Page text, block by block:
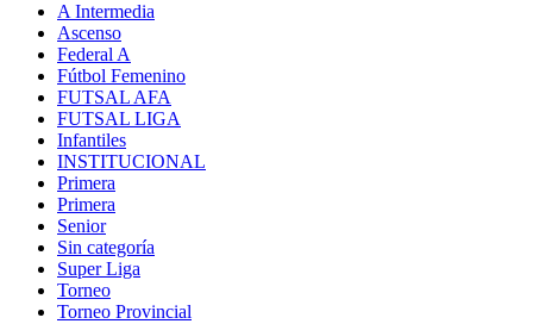
A Intermedia
Ascenso
Federal A
Fútbol Femenino
FUTSAL AFA
FUTSAL LIGA
Infantiles
INSTITUCIONAL
Primera
Primera
Senior
Sin categoría
Super Liga
Torneo
Torneo Provincial